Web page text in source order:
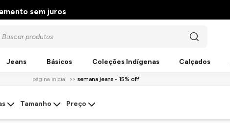
sem juros
Jeans Básicos Coleções Indígenas Calçados
página inicial semana jeans - 15% off
Tamanho Preço